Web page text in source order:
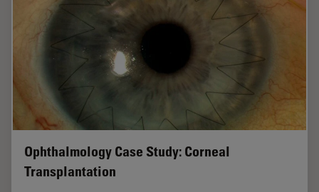
Ophthalmology Case Study: Corneal
Transplantation